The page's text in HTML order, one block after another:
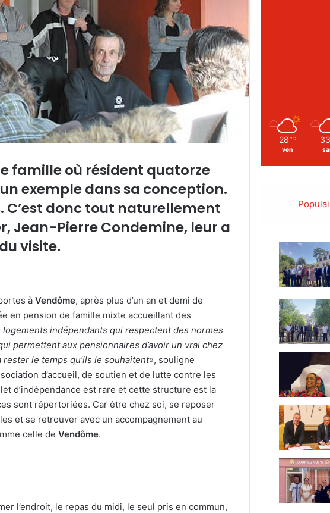
famille où résident quatorze
exemple dans sa conception.
C’est donc tout naturellement
Jean-Pierre Condemine, leur a
visite.
à Vendôme, après plus d’un an et demi de
en pension de famille mixte accueillant des
logements indépendants qui respectent des normes
permettent aux pensionnaires d’avoir un vrai chez
le temps qu’ils le souhaitent», souligne
d’accueil, de soutien et de lutte contre les
d’indépendance est rare et cette structure est la
sont répertoriées. Car être chez soi, se reposer
et se retrouver avec un accompagnement au
celle de Vendôme.
l’endroit, le repas du midi, le seul pris en commun,
28 ℃
ven
33